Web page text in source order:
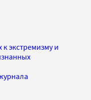
экстремизму и